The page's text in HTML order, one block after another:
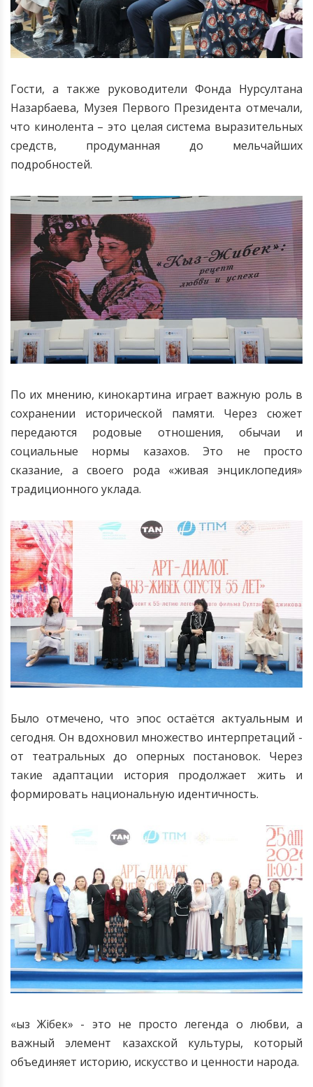
Гости, а также руководители Фонда Нурсултана
Назарбаева, Музея Первого Президента отмечали,
что кинолента – это целая система выразительных
средств, продуманная до мельчайших
подробностей.
По их мнению, кинокартина играет важную роль в
сохранении исторической памяти. Через сюжет
передаются родовые отношения, обычаи и
социальные нормы казахов. Это не просто
сказание, а своего рода «живая энциклопедия»
традиционного уклада.
Было отмечено, что эпос остаётся актуальным и
сегодня. Он вдохновил множество интерпретаций -
от театральных до оперных постановок. Через
такие адаптации история продолжает жить и
формировать национальную идентичность.
«ыз Жібек» - это не просто легенда о любви, а
важный элемент казахской культуры, который
объединяет историю, искусство и ценности народа.